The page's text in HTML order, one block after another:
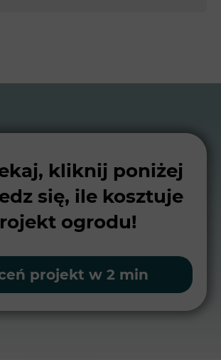
kliknij poniżej
się, ile kosztuje
ogrodu!
projekt w 2 min